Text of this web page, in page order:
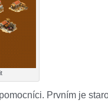
Prvním je